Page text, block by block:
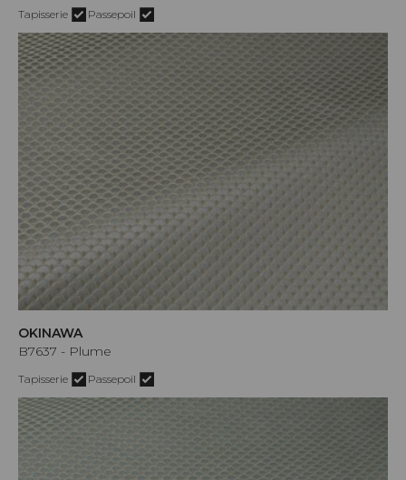
Tapisserie Passepoil
OKINAWA
B7637 - Plume
Tapisserie Passepoil